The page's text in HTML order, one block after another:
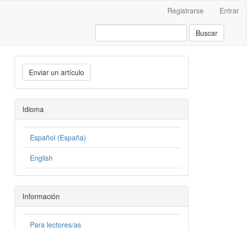
Registrarse Entrar
Buscar
Enviar un artículo
Idioma
Español (España)
English
Información
Para lectores/as